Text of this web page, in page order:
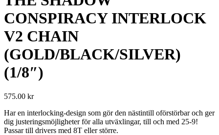
CONSPIRACY INTERLOCK
V2 CHAIN
(GOLD/BLACK/SILVER)
(1/8″)
575.00 kr
Har en interlocking-design som gör den nästintill oförstörbar och ger
dig justeringsmöjligheter för alla utväxlingar, till och med 25-9!
Passar till drivers med 8T eller större.